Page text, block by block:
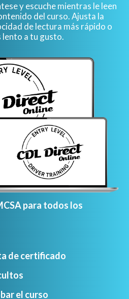
y escuche mientras le leen
del curso. Ajusta la
de lectura más rápido o
lento a tu gusto.
para todos los
de certificado
el curso